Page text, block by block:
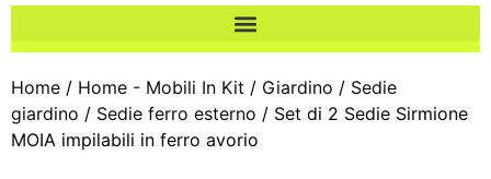
Home / Home - Mobili In Kit / Giardino / Sedie
giardino / Sedie ferro esterno / Set di 2 Sedie Sirmione
MOIA impilabili in ferro avorio